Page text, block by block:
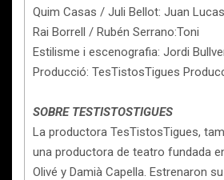
Quim Casas / Juli Bellot: Juan Lucas
Rai Borrell / Rubén Serrano:Toni
Estilisme i escenografia: Jordi
Producció: TesTistosTigues
SOBRE TESTISTOSTIGUES
La productora TesTistosTigues,
una productora de teatro fundada
Olivé y Damià Capella. Estrenaron